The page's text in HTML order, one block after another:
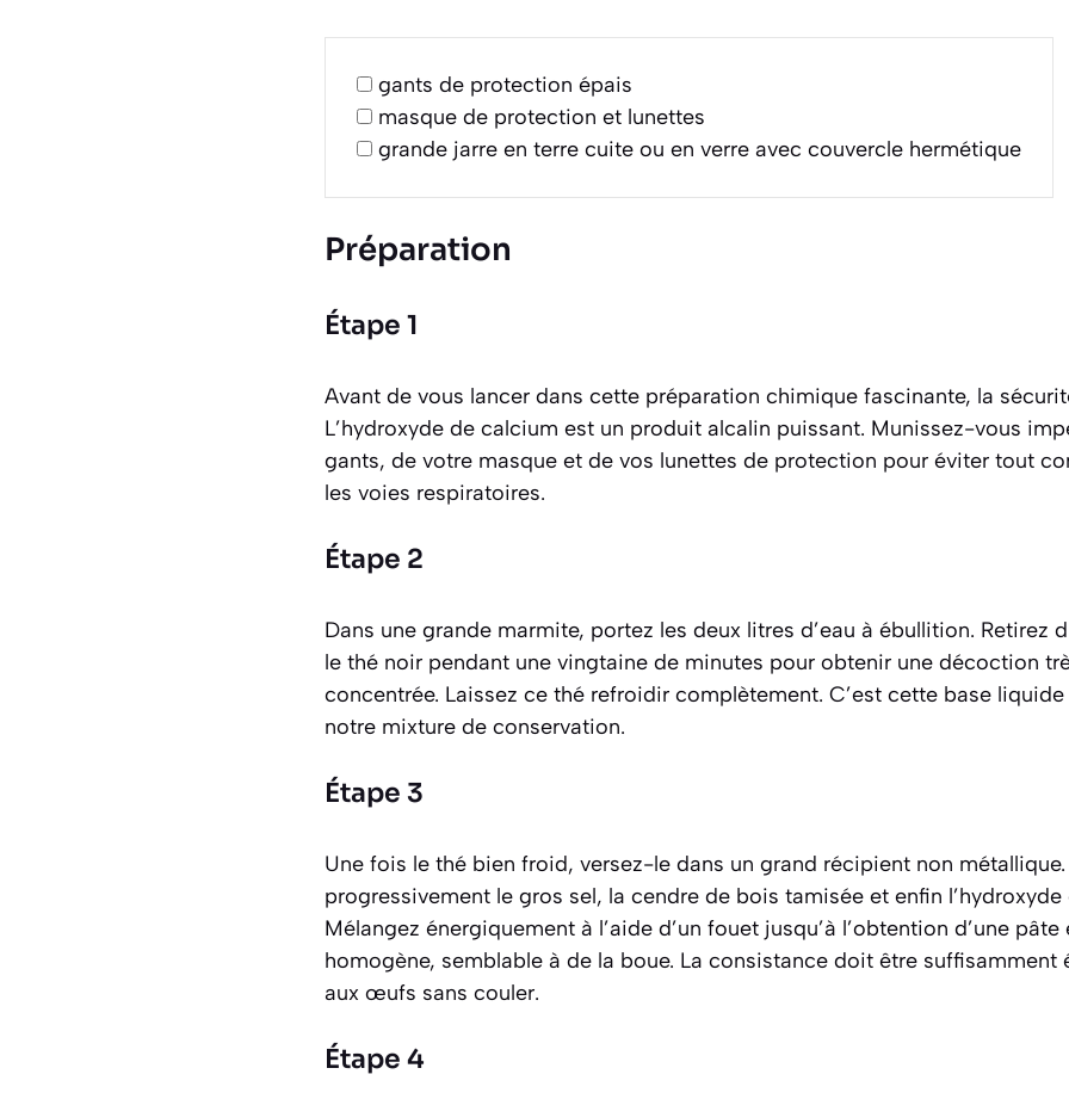
gants de protection épais
masque de protection et lunettes
grande jarre en terre cuite ou en verre avec couvercle hermétique
Préparation
Étape 1
Avant de vous lancer dans cette préparation chimique fascinante, la
L’hydroxyde de calcium est un produit alcalin puissant. Munissez-vous
gants, de votre masque et de vos lunettes de protection pour éviter tout
les voies respiratoires.
Étape 2
Dans une grande marmite, portez les deux litres d’eau à ébullition. Retirez
le thé noir pendant une vingtaine de minutes pour obtenir une décoction
concentrée. Laissez ce thé refroidir complètement. C’est cette base
notre mixture de conservation.
Étape 3
Une fois le thé bien froid, versez-le dans un grand récipient non
progressivement le gros sel, la cendre de bois tamisée et enfin
Mélangez énergiquement à l’aide d’un fouet jusqu’à l’obtention d’une
homogène, semblable à de la boue. La consistance doit être suffisamment
aux œufs sans couler.
Étape 4